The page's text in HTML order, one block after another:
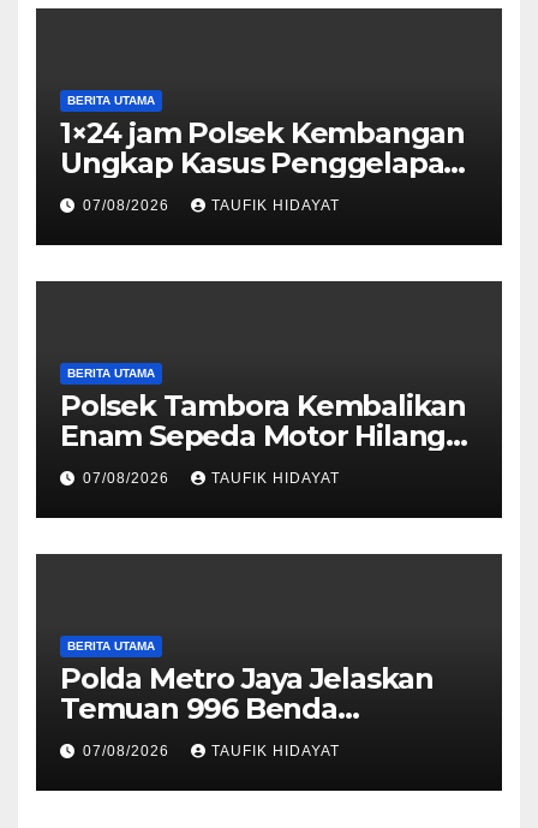
BERITA UTAMA
1×24 jam Polsek Kembangan
Ungkap Kasus Penggelapan
Motor Bermodus Kenalan di
Aplikasi Kencan, Pelaku
Dibekuk di Ciputat
07/08/2026 TAUFIK HIDAYAT
BERITA UTAMA
Polsek Tambora Kembalikan
Enam Sepeda Motor Hilang
kepada Pemilik, Wujud Nyata
Pelayanan Presisi Polri
07/08/2026 TAUFIK HIDAYAT
BERITA UTAMA
Polda Metro Jaya Jelaskan
Temuan 996 Benda
Menyerupai Senjata di
Yayasan Jaksel
07/08/2026 TAUFIK HIDAYAT